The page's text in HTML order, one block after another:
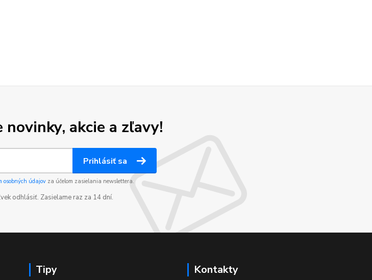
novinky, akcie a zľavy!
Prihlásiť sa
osobných údajovza účelom zasielania newslettera.
odhlásiť. Zasielame raz za 14 dní.
Tipy Kontakty